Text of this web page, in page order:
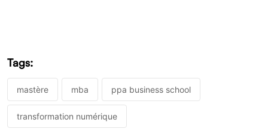
Tags:
mastère mba ppa business school
transformation numérique